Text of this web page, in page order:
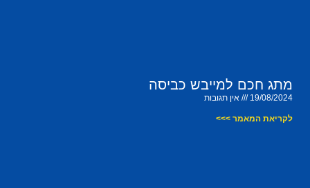
מתג חכם למייבש כביסה
19/08/2024 אין תגובות
לקריאת המאמר >>>